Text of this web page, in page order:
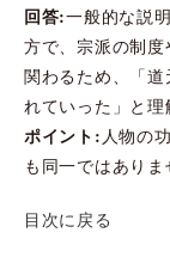
回答:一般的な説
方で、宗派の制
関わるため、「
れていった」と理
ポイント: 人物の
も同一ではありま
目次に戻る